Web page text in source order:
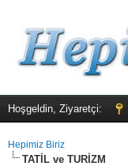
Hoşgeldin, Ziyaretçi:
Hepimiz Biriz
TATİL ve TURİZM